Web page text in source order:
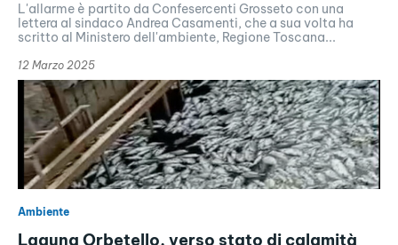
L'allarme è partito da Confesercenti Grosseto con una
lettera al sindaco Andrea Casamenti, che a sua volta ha
scritto al Ministero dell'ambiente, Regione Toscana...
12 Marzo 2025
Ambiente
Laguna Orbetello, verso stato di calamità